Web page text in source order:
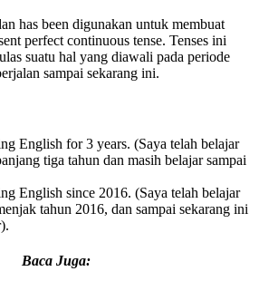
has been digunakan untuk membuat
perfect continuous tense. Tenses ini
suatu hal yang diawali pada periode
sampai sekarang ini.
English for 3 years. (Saya telah belajar
tiga tahun dan masih belajar sampai
English since 2016. (Saya telah belajar
tahun 2016, dan sampai sekarang ini
Baca Juga: